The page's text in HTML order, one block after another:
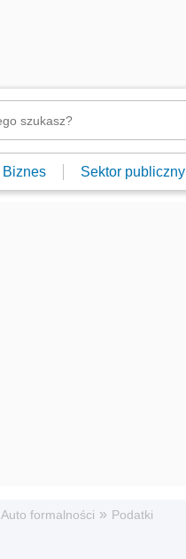
Biznes Sektor publiczny
Auto formalności » Podatki